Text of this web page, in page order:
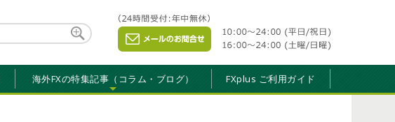
海外FXの特集記事（コラム・ブログ） FXplus ご利用ガイド